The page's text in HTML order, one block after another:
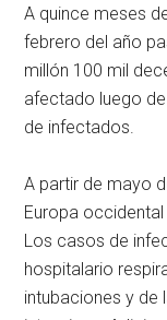
A quince meses
febrero del año
millón 100 mil
afectado luego
de infectados.
A partir de mayo
Europa
Los casos de
hospitalario
intubaciones y de